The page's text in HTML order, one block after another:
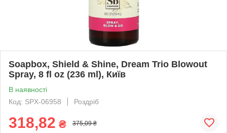
Soapbox, Shield & Shine, Dream Trio Blowout
Spray, 8 fl oz (236 ml), Київ
В наявності
Код: SPX-06958
Роздріб
318,82 ₴ 375,09 ₴